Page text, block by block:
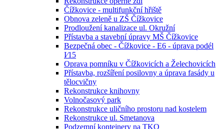
Čížkovice - multifunkční hřiště
Obnova zeleně u ZŠ Čížkovice
Prodloužení kanalizace ul. Okružní
Přístavba a stavební úpravy MŠ Čížkovice
Bezpečná obec - Čížkovice - E6 - úprava podél
I⁄15
Oprava pomníku v Čížkovicích a Želechovicích
Přístavba, rozšíření posilovny a úprava fasády u
tělocvičny
Rekonstrukce knihovny
Volnočasový park
Rekonstrukce uličního prostoru nad kostelem
Rekonstrukce ul. Smetanova
Podzemní kontejnery na TKO